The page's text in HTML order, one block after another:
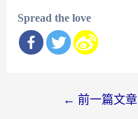
Spread the love
← 前一篇文章